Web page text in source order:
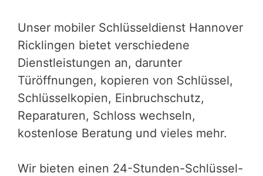
Unser mobiler Schlüsseldienst Hannover
Ricklingen bietet verschiedene
Dienstleistungen an, darunter
Türöffnungen, kopieren von Schlüssel,
Schlüsselkopien, Einbruchschutz,
Reparaturen, Schloss wechseln,
kostenlose Beratung und vieles mehr.
Wir bieten einen 24-Stunden-Schlüssel-